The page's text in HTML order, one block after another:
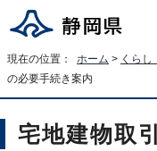
現在の位置： ホーム > くらし
の必要手続き案内
宅地建物取